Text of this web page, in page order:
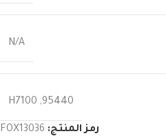
N/A
95440
,
H7100
رمز المنتج: FOX13036